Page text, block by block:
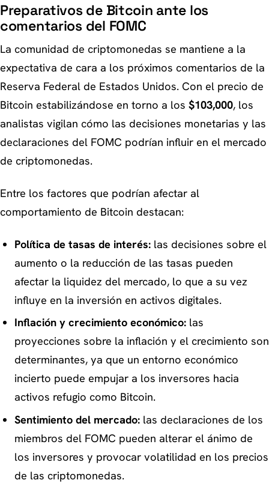
Preparativos de Bitcoin ante los
comentarios del FOMC
La comunidad de criptomonedas se mantiene a la
expectativa de cara a los próximos comentarios de la
Reserva Federal de Estados Unidos. Con el precio de
Bitcoin estabilizándose en torno a los $103,000, los
analistas vigilan cómo las decisiones monetarias y las
declaraciones del FOMC podrían influir en el mercado
de criptomonedas.
Entre los factores que podrían afectar al
comportamiento de Bitcoin destacan:
Política de tasas de interés:las decisiones sobre el
aumento o la reducción de las tasas pueden
afectar la liquidez del mercado, lo que a su vez
influye en la inversión en activos digitales.
Inflación y crecimiento económico:las
proyecciones sobre la inflación y el crecimiento son
determinantes, ya que un entorno económico
incierto puede empujar a los inversores hacia
activos refugio como Bitcoin.
Sentimiento del mercado:las declaraciones de los
miembros del FOMC pueden alterar el ánimo de
los inversores y provocar volatilidad en los precios
de las criptomonedas.